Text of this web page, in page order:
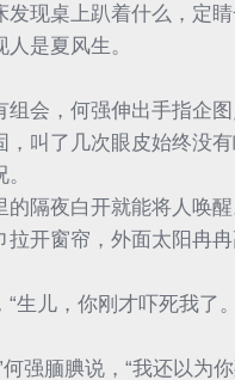
发现桌上趴着什么，定
是夏风生。
会，何强伸出手指企图
，叫了几次眼皮始终没
隔夜白开就能将人唤醒
开窗帘，外面太阳冉冉
生儿，你刚才吓死我了
强腼腆说，“我还以为